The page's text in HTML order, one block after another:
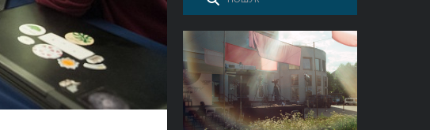
Прості конструкції серед
складних історій — як
минув Docudays 2026